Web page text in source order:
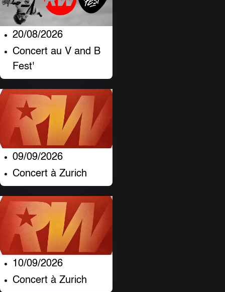
20/08/2026
Concert au V and B
Fest'
09/09/2026
Concert à Zurich
10/09/2026
Concert à Zurich